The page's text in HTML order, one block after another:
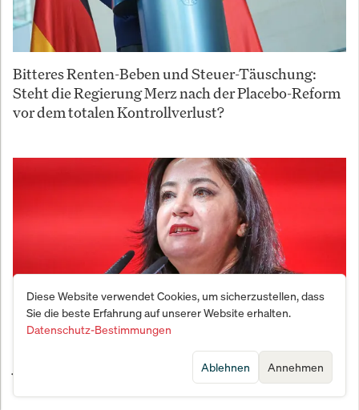
Bitteres Renten-Beben und Steuer-Täuschung:
Steht die Regierung Merz nach der Placebo-Reform
vor dem totalen Kontrollverlust?
Justiz-Beben im Bundestag: Linken-Politikerin nach
Zug-Eskalation am Abgrund
Diese Website verwendet Cookies, um sicherzustellen, dass
Sie die beste Erfahrung auf unserer Website erhalten.
Datenschutz-Bestimmungen
Annehmen
Ablehnen